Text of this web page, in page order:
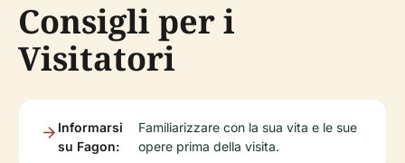
Consigli per i
Visitatori
Informarsi
su Fagon:
Familiarizzare con la sua vita e le sue
opere prima della visita.